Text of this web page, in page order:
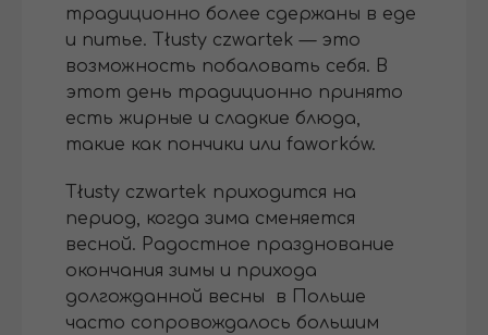
традиционно более сдержаны в еде
и питье. Tłusty czwartek — это
возможность побаловать себя. В
этот день традиционно принято
есть жирные и сладкие блюда,
такие как пончики или faworków.
Tłusty czwartek приходится на
период, когда зима сменяется
весной. Радостное празднование
окончания зимы и прихода
долгожданной весны в Польше
часто сопровождалось большим